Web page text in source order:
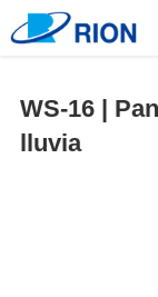
WS-16 |
lluvia